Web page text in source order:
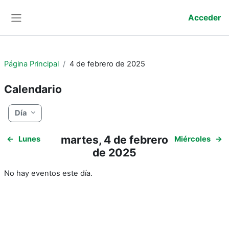
Acceder
Página Principal 4 de febrero de 2025
Calendario
Día
← Lunes
martes, 4 de febrero
de 2025
Miércoles →
No hay eventos este día.